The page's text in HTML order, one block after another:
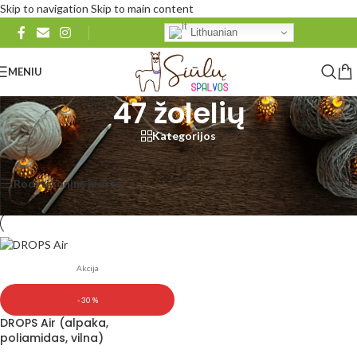
Skip to navigation Skip to main content
Lithuanian
MENIU
47 žolelių
Kategorijos
Pradžia/Produkto DROPS Air/47 žolelių Rezultatų: 1
Rodyti šoninę juostą Rodyti 48 96 Visi
Akcija
- 30 %
DROPS Air (alpaka,
poliamidas, vilna)